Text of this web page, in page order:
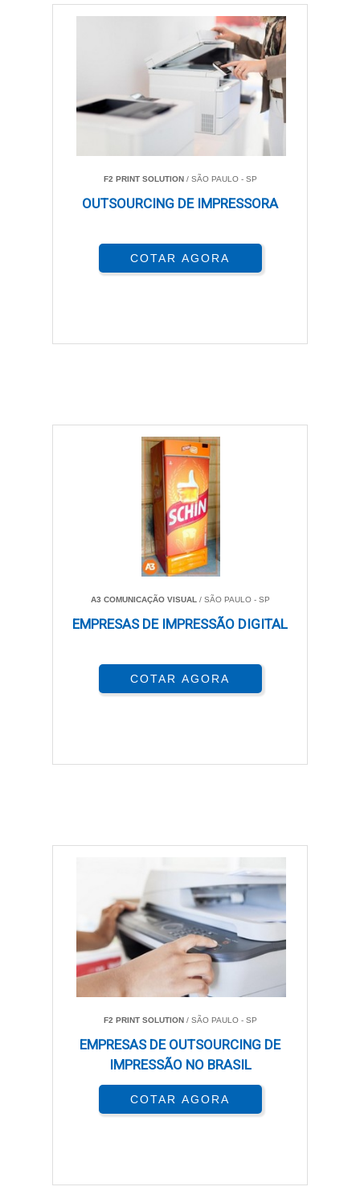
F2 PRINT SOLUTION/ SÃO PAULO - SP
OUTSOURCING DE IMPRESSORA
COTAR AGORA
A3 COMUNICAÇÃO VISUAL / SÃO PAULO - SP
EMPRESAS DE IMPRESSÃO DIGITAL
COTAR AGORA
F2 PRINT SOLUTION/ SÃO PAULO - SP
EMPRESAS DE OUTSOURCING DE
IMPRESSÃO NO BRASIL
COTAR AGORA